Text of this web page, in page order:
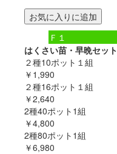
お気に入りに追加
Ｆ１
はくさい苗・早晩セット
２種10ポット１組
￥1,990
２種16ポット１組
￥2,640
2種40ポット1組
￥4,800
2種80ポット1組
￥6,980